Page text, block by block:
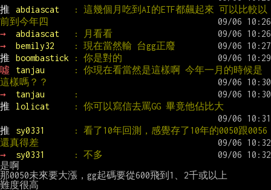
推 abdiascat
: 這幾個月吃到AI的ETF都飆起來 可以比較以
前到今年四
→
abdiascat
: 月看看
→
bemily32
: 現在當然輸 台gg正廢
推
boombastick
: 你是對的
噓
tanjau
: 你現在看當然是這樣啊 今年一月的時候是
這樣嗎？？
→
tanjau
:
推
lolicat : 你可以寫信去罵GG 畢竟他佔比大
推 sy0331
: 看了10年回測，感覺存了10年的0050跟0056
還真得差
→
sy0331
: 不多
是啊
那0050未來要大漲，gg起碼要從600飛到1、2千或以上